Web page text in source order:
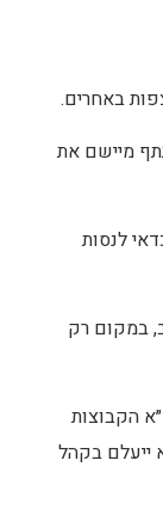
באחרים.
מיישם את
לנסות
במקום רק
הקבוצות
ייעלם בקהל